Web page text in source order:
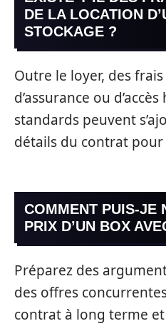
DE LA LOCATION
STOCKAGE ?
Outre le loyer, des
d’assurance ou
standards peuvent
détails du contrat
COMMENT PUIS-JE
PRIX D’UN BOX
Préparez des
des offres
contrat à long terme